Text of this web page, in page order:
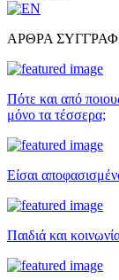
ΑΡΘΡΑ
Πότε και από
μόνο τα τέσσερα;
Είσαι
Παιδιά και